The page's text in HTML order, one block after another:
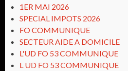
1ER MAI 2026
SPECIAL IMPOTS 2026
FO COMMUNIQUE
SECTEUR AIDE A DOMICILE
L'UD FO 53 COMMUNIQUE
L UD FO 53 COMMUNIQUE